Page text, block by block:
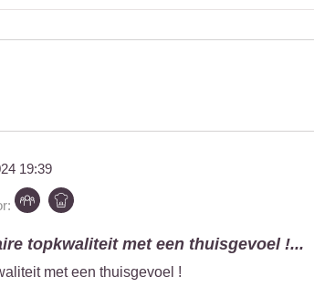
19:39
topkwaliteit met een thuisgevoel !...
met een thuisgevoel !